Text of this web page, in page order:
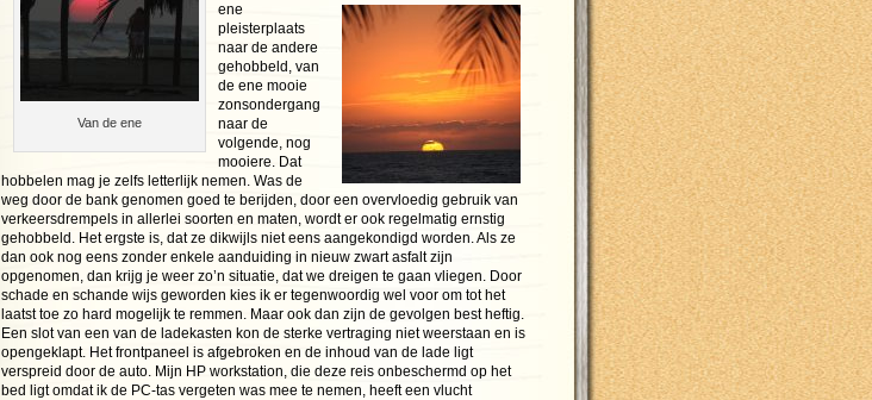
Van de ene
ene
pleisterplaats
naar de andere
gehobbeld, van
de ene mooie
zonsondergang
naar de
volgende, nog
mooiere. Dat
hobbelen mag je zelfs letterlijk nemen. Was de
weg door de bank genomen goed te berijden, door een overvloedig gebruik van
verkeersdrempels in allerlei soorten en maten, wordt er ook regelmatig ernstig
gehobbeld. Het ergste is, dat ze dikwijls niet eens aangekondigd worden. Als ze
dan ook nog eens zonder enkele aanduiding in nieuw zwart asfalt zijn
opgenomen, dan krijg je weer zo’n situatie, dat we dreigen te gaan vliegen. Door
schade en schande wijs geworden kies ik er tegenwoordig wel voor om tot het
laatst toe zo hard mogelijk te remmen. Maar ook dan zijn de gevolgen best heftig.
Een slot van een van de ladekasten kon de sterke vertraging niet weerstaan en is
opengeklapt. Het frontpaneel is afgebroken en de inhoud van de lade ligt
verspreid door de auto. Mijn HP workstation, die deze reis onbeschermd op het
bed ligt omdat ik de PC-tas vergeten was mee te nemen, heeft een vlucht